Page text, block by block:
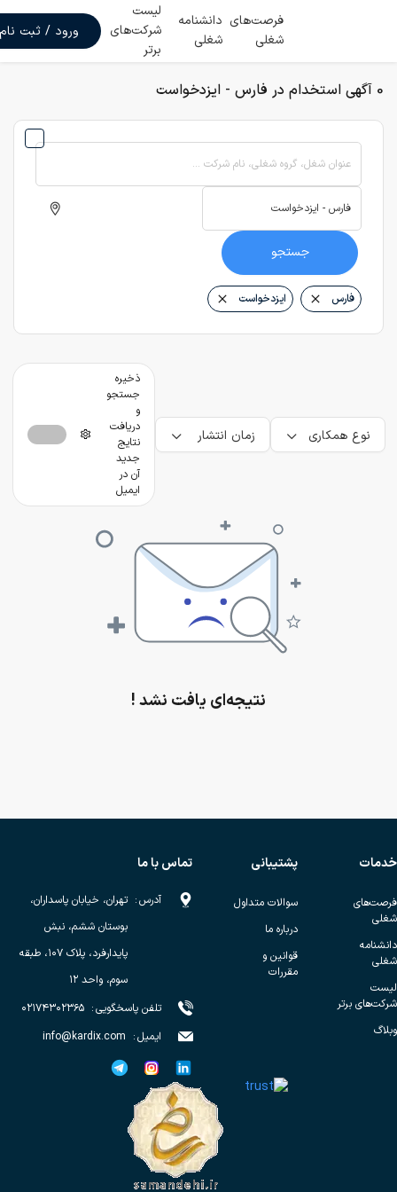
فرصت‌های
شغلی
دانشنامه
شغلی
لیست
شرکت‌های
برتر
ورود / ثبت نام
0 آگهی استخدام در فارس - ایزدخواست
عنوان شغل، گروه شغلی، نام شرکت ...
جستجو
فارس ایزدخواست
نوع همکاری زمان انتشار
ذخیره
جستجو
و
دریافت
نتایج
جدید
آن در
ایمیل
نتیجه‌ای یافت نشد !
خدمات
فرصت‌های
شغلی
دانشنامه
شغلی
لیست
شرکت‌های برتر
وبلاگ
پشتیبانی
سوالات متداول
درباره ما
قوانین و
مقررات
تماس با ما
آدرس: تهران، خیابان پاسداران،
بوستان ششم، نبش
پایدارفرد، پلاک ۱۰۷، طبقه
سوم، واحد ۱۲
تلفن پاسخگویی: ۰۲۱۷۴۳۰۲۳۶۵
ایمیل:
info@kardix.com